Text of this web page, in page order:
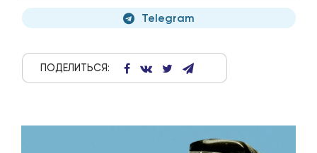
Telegram
ПОДЕЛИТЬСЯ: